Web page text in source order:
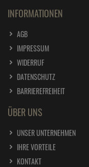
INFORMATIONEN
AGB
IMPRESSUM
WIDERRUF
DATENSCHUTZ
BARRIEREFREIHEIT
ÜBER UNS
UNSER UNTERNEHMEN
IHRE VORTEILE
KONTAKT